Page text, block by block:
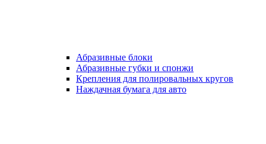
Абразивные блоки
Абразивные губки и спонжи
Крепления для полировальных кругов
Наждачная бумага для авто